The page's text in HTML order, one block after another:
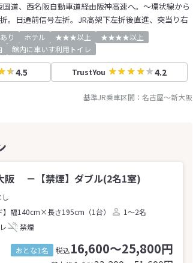
道、西名阪自動車道経由阪神高速へ。～環状線から
。日通前信号左折。JR高架下左折後直進、突当り右
り ホテル ★★★以上
★★★★以上
館内に車いす利用トイレ
4.5 TrustYou 4.2
基準JR乗車区間： 名古屋～新大阪
阪 －【禁煙】ダブル(2名1室)
】幅140cm×長さ195cm（1台）
1～2名
禁煙
おとな1名 税込16,600～25,800円